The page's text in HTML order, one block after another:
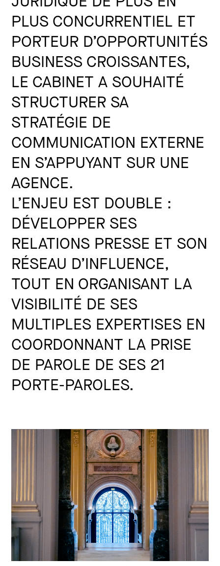
PLUS CONCURRENTIEL ET
PORTEUR D’OPPORTUNITÉS
BUSINESS CROISSANTES,
LE CABINET A SOUHAITÉ
STRUCTURER SA
STRATÉGIE DE
COMMUNICATION EXTERNE
EN S’APPUYANT SUR UNE
AGENCE.
L’ENJEU EST DOUBLE :
DÉVELOPPER SES
RELATIONS PRESSE ET SON
RÉSEAU D’INFLUENCE,
TOUT EN ORGANISANT LA
VISIBILITÉ DE SES
MULTIPLES EXPERTISES EN
COORDONNANT LA PRISE
DE PAROLE DE SES 21
PORTE-PAROLES.